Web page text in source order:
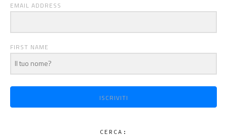
EMAIL ADDRESS
FIRST NAME
ISCRIVITI
CERCA: